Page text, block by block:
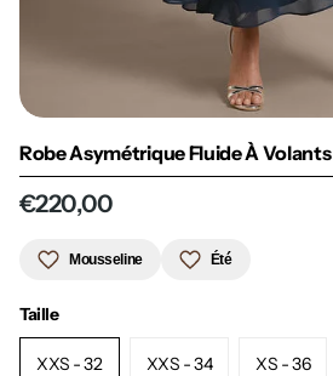
Robe Asymétrique Fluide À
€220,00
Mousseline Été
Taille
XXS - 32 XXS - 34 XS - 36